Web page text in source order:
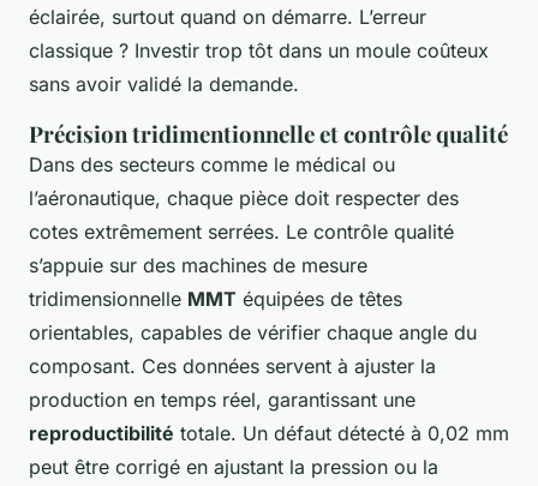
éclairée, surtout quand on démarre. L’erreur
classique ? Investir trop tôt dans un moule coûteux
sans avoir validé la demande.
Précision tridimentionnelle et contrôle qualité
Dans des secteurs comme le médical ou
l’aéronautique, chaque pièce doit respecter des
cotes extrêmement serrées. Le contrôle qualité
s’appuie sur des machines de mesure
tridimensionnelle MMT équipées de têtes
orientables, capables de vérifier chaque angle du
composant. Ces données servent à ajuster la
production en temps réel, garantissant une
reproductibilité totale. Un défaut détecté à 0,02 mm
peut être corrigé en ajustant la pression ou la